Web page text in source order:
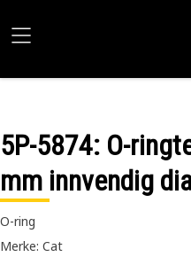
5P-5874: O-
mm innvendig
O-ring
Merke: Cat